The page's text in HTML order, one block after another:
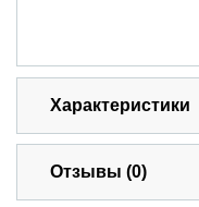
Характеристики
Отзывы (0)